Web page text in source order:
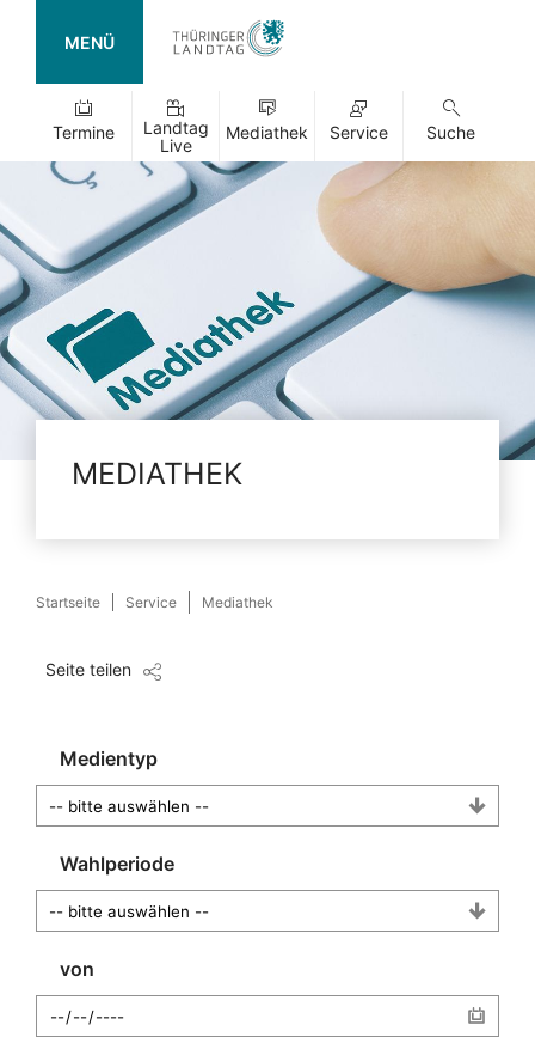
MENÜ
Termine
Landtag
Live
Mediathek Service Suche
MEDIATHEK
Startseite Service Mediathek
Seite teilen
Medientyp
Wahlperiode
von